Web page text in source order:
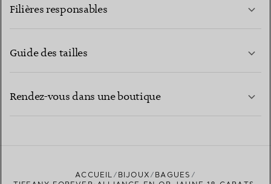
Filières responsables
Guide des tailles
Rendez-vous dans une boutique
TROUVEZ LA BOUTIQUE LA PLUS PROCHE
ACCUEIL BIJOUX
BAGUES